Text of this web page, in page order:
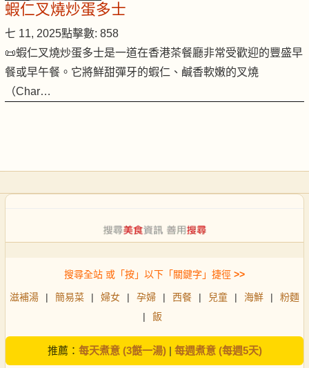
蝦仁叉燒炒蛋多士
七 11, 2025點擊數: 858
📜蝦仁叉燒炒蛋多士是一道在香港茶餐廳非常受歡迎的豐盛早
餐或早午餐。它將鮮甜彈牙的蝦仁、鹹香軟嫩的叉燒
（Char…
搜尋全站 或「按」以下「關鍵字」捷徑 >>
滋補湯 | 簡易菜 | 婦女 | 孕婦 | 西餐 | 兒童 | 海鮮 |
粉麵
|
飯
推薦： 每天煮意 (3餸一湯)| 每週煮意 (每週5天)